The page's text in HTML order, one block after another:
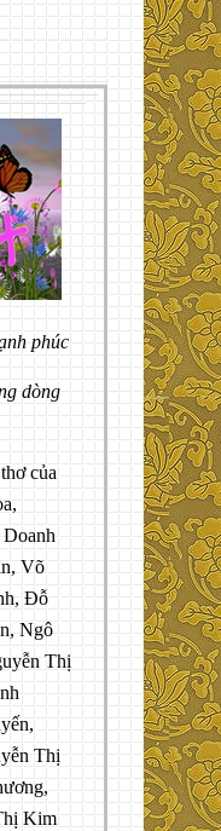
phúc
dòng
của
Võ
Đỗ
Ngô
Thị
Thị
Kim